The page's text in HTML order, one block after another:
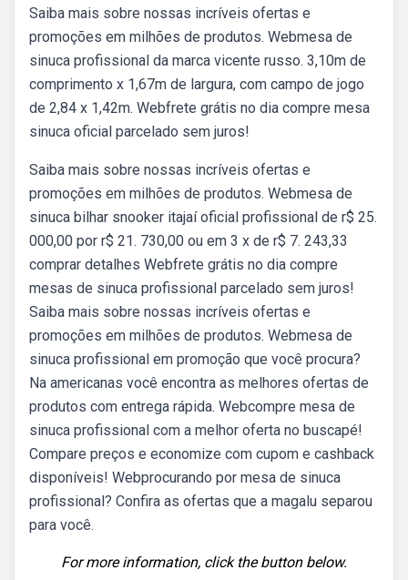
Saiba mais sobre nossas incríveis ofertas e
promoções em milhões de produtos. Webmesa de
sinuca profissional da marca vicente russo. 3,10m de
comprimento x 1,67m de largura, com campo de jogo
de 2,84 x 1,42m. Webfrete grátis no dia compre mesa
sinuca oficial parcelado sem juros!
Saiba mais sobre nossas incríveis ofertas e
promoções em milhões de produtos. Webmesa de
sinuca bilhar snooker itajaí oficial profissional de r$ 25.
000,00 por r$ 21. 730,00 ou em 3 x de r$ 7. 243,33
comprar detalhes Webfrete grátis no dia compre
mesas de sinuca profissional parcelado sem juros!
Saiba mais sobre nossas incríveis ofertas e
promoções em milhões de produtos. Webmesa de
sinuca profissional em promoção que você procura?
Na americanas você encontra as melhores ofertas de
produtos com entrega rápida. Webcompre mesa de
sinuca profissional com a melhor oferta no buscapé!
Compare preços e economize com cupom e cashback
disponíveis! Webprocurando por mesa de sinuca
profissional? Confira as ofertas que a magalu separou
para você.
For more information, click the button below.